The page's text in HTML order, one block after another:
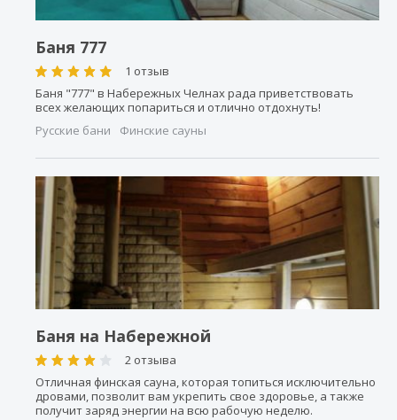
Баня 777
1 отзыв
Баня "777" в Набережных Челнах рада приветствовать
всех желающих попариться и отлично отдохнуть!
Русские бани
Финские сауны
Баня на Набережной
2 отзыва
Отличная финская сауна, которая топиться исключительно
дровами, позволит вам укрепить свое здоровье, а также
получит заряд энергии на всю рабочую неделю.